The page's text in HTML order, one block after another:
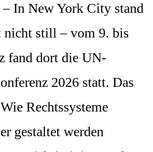
In New York City stand
nicht still – vom 9. bis
fand dort die UN-
2026 statt. Das
Rechtssysteme
gestaltet werden